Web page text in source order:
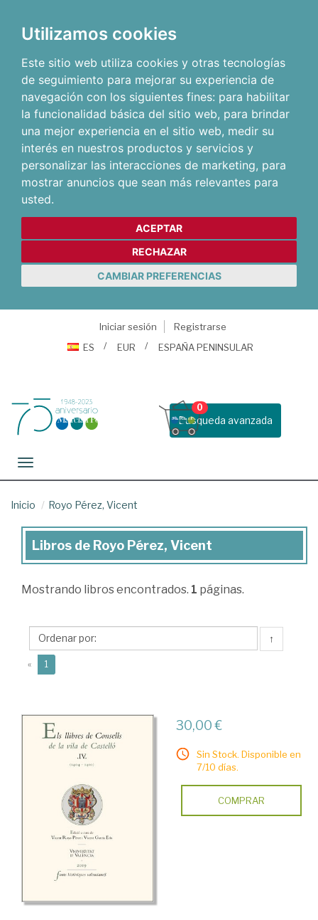
Utilizamos cookies
Este sitio web utiliza cookies y otras tecnologías
de seguimiento para mejorar su experiencia de
navegación con los siguientes fines: para habilitar
la funcionalidad básica del sitio web, para brindar
una mejor experiencia en el sitio web, medir su
interés en nuestros productos y servicios y
personalizar las interacciones de marketing, para
mostrar anuncios que sean más relevantes para
usted.
ACEPTAR
RECHAZAR
CAMBIAR PREFERENCIAS
Iniciar sesión
Registrarse
ES
EUR ESPAÑA PENINSULAR
Busqueda avanzada
0
Toggle navigation
Inicio Royo Pérez, Vicent
Libros
Royo
Vicent
Libros de Royo Pérez, Vicent
Mostrando libros encontrados. 1 páginas.
↑
« 1
30,00 €
Sin Stock. Disponible en
7/10 días.
COMPRAR